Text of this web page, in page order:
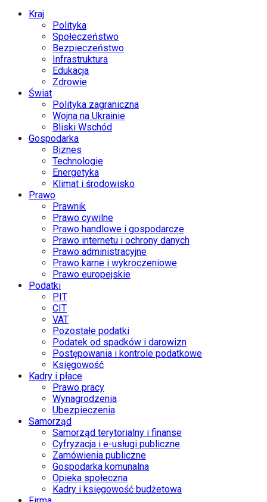
Kraj
Polityka
Społeczeństwo
Bezpieczeństwo
Infrastruktura
Edukacja
Zdrowie
Świat
Polityka zagraniczna
Wojna na Ukrainie
Bliski Wschód
Gospodarka
Biznes
Technologie
Energetyka
Klimat i środowisko
Prawo
Prawnik
Prawo cywilne
Prawo handlowe i gospodarcze
Prawo internetu i ochrony danych
Prawo administracyjne
Prawo karne i wykroczeniowe
Prawo europejskie
Podatki
PIT
CIT
VAT
Pozostałe podatki
Podatek od spadków i darowizn
Postępowania i kontrole podatkowe
Księgowość
Kadry i płace
Prawo pracy
Wynagrodzenia
Ubezpieczenia
Samorząd
Samorząd terytorialny i finanse
Cyfryzacja i e-usługi publiczne
Zamówienia publiczne
Gospodarka komunalna
Opieka społeczna
Kadry i księgowość budżetowa